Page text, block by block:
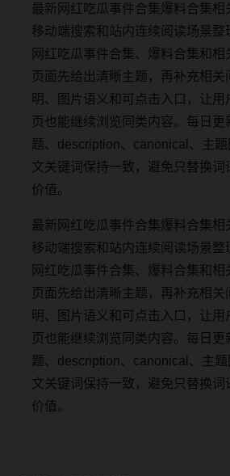
最新网红吃瓜事件合集爆料合集相
移动端搜索和站内连续阅读场景整
网红吃瓜事件合集、爆料合集和相
页面先给出清晰主题，再补充相关
明、图片语义和可点击入口，让用
页也能继续浏览同类内容。每日更
题、description、canonical、主
文关键词保持一致，避免只替换词
价值。
最新网红吃瓜事件合集爆料合集相
移动端搜索和站内连续阅读场景整
网红吃瓜事件合集、爆料合集和相
页面先给出清晰主题，再补充相关
明、图片语义和可点击入口，让用
页也能继续浏览同类内容。每日更
题、description、canonical、主
文关键词保持一致，避免只替换词
价值。